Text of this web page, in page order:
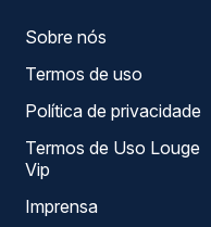
Sobre nós
Termos de uso
Política de privacidade
Termos de Uso Louge
Vip
Imprensa